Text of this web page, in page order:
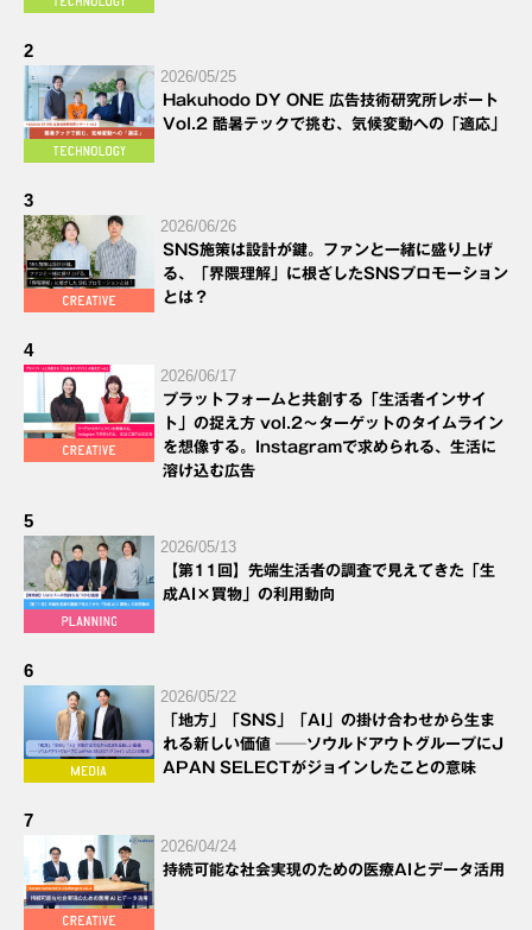
2
2026/05/25
Hakuhodo DY ONE 広告技術研究所レポート
Vol.2 酷暑テックで挑む、気候変動への「適応」
3
2026/06/26
SNS施策は設計が鍵。ファンと一緒に盛り上げ
る、「界隈理解」に根ざしたSNSプロモーション
とは？
4
2026/06/17
プラットフォームと共創する「生活者インサイ
ト」の捉え方 vol.2～ターゲットのタイムライン
を想像する。Instagramで求められる、生活に
溶け込む広告
5
2026/05/13
【第11回】先端生活者の調査で見えてきた「生
成AI×買物」の利用動向
6
2026/05/22
「地方」「SNS」「AI」の掛け合わせから生ま
れる新しい価値 ──ソウルドアウトグループにJ
APAN SELECTがジョインしたことの意味
7
2026/04/24
持続可能な社会実現のための医療AIとデータ活用